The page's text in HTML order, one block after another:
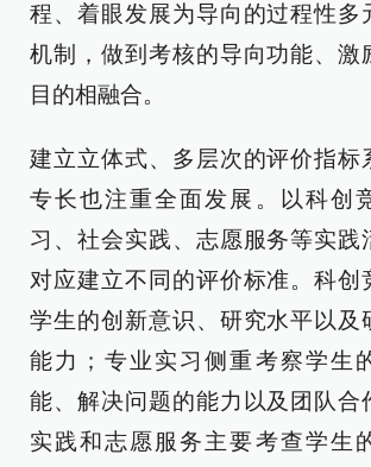
程、着眼发展为导向的过程性多
机制，做到考核的导向功能、激
目的相融合。
建立立体式、多层次的评价指标
专长也注重全面发展。以科创
习、社会实践、志愿服务等实践
对应建立不同的评价标准。科创
学生的创新意识、研究水平以及
能力；专业实习侧重考察学生
能、解决问题的能力以及团队合
实践和志愿服务主要考查学生